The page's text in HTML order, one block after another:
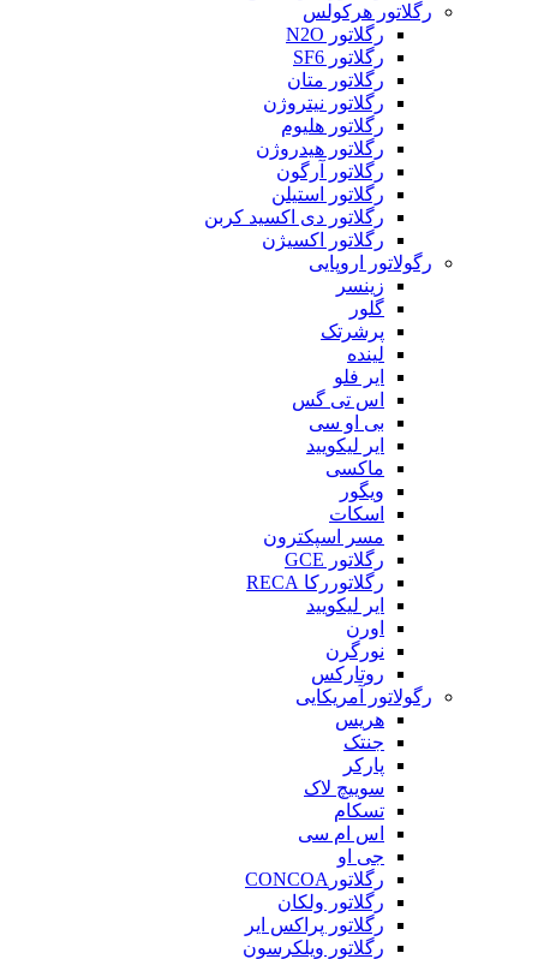
رگلاتور هرکولس
رگلاتور N2O
رگلاتور SF6
رگلاتور متان
رگلاتور نیتروژن
رگلاتور هلیوم
رگلاتور هیدروژن
رگلاتور آرگون
رگلاتور استیلن
رگلاتور دی اکسید کربن
رگلاتور اکسیژن
رگولاتور اروپایی
زینسر
گلور
پرشرتک
لینده
ایر فلو
اس تی گس
بی او سی
ایر لیکویید
ماکسی
ویگور
اسکات
مسر اسپکترون
رگلاتور GCE
رگلاتوررکا RECA
ایر لیکویید
اورن
نورگرن
روتارکس
رگولاتور آمریکایی
هریس
جنتک
پارکر
سوییچ لاک
تسکام
اس ام سی
جی او
رگلاتورCONCOA
رگلاتور ولکان
رگلاتور پراکس ایر
رگلاتور ویلکرسون